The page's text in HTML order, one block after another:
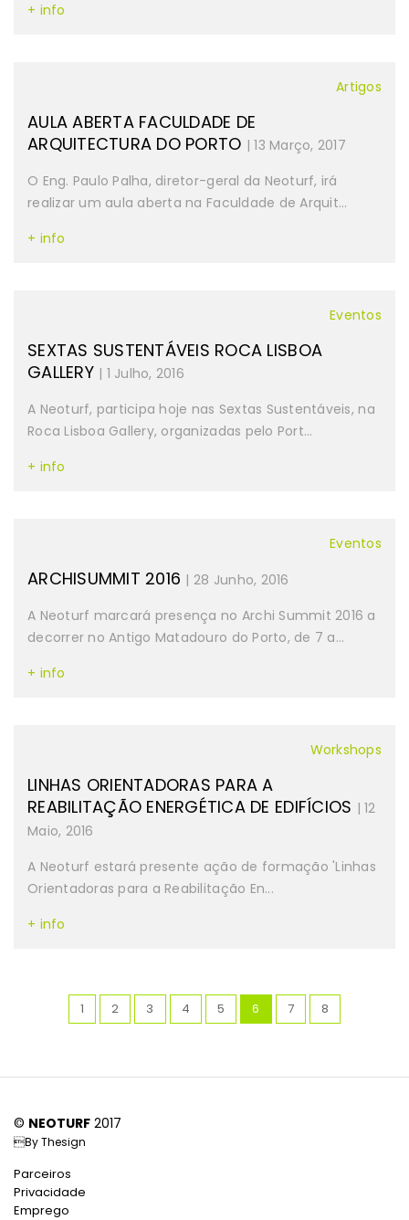
+ info
Artigos
AULA ABERTA FACULDADE DE
ARQUITECTURA DO PORTO | 13 Março, 2017
O Eng. Paulo Palha, diretor-geral da Neoturf, irá
realizar um aula aberta na Faculdade de Arquit...
+ info
Eventos
SEXTAS SUSTENTÁVEIS ROCA LISBOA
GALLERY | 1 Julho, 2016
A Neoturf, participa hoje nas Sextas Sustentáveis, na
Roca Lisboa Gallery, organizadas pelo Port...
+ info
Eventos
ARCHISUMMIT 2016 | 28 Junho, 2016
A Neoturf marcará presença no Archi Summit 2016 a
decorrer no Antigo Matadouro do Porto, de 7 a...
+ info
Workshops
LINHAS ORIENTADORAS PARA A
REABILITAÇÃO ENERGÉTICA DE EDIFÍCIOS | 12
Maio, 2016
A Neoturf estará presente ação de formação 'Linhas
Orientadoras para a Reabilitação En...
+ info
1 2 3 4 5 6 7 8
© NEOTURF 2017
ByThesign
Parceiros
Privacidade
Emprego